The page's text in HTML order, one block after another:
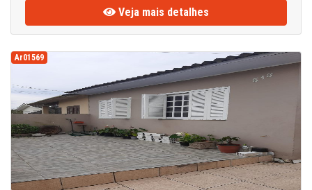
Veja mais detalhes
Ar01569